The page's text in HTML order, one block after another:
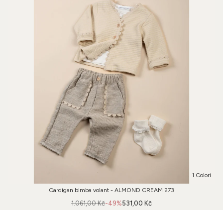
1 Colori
Cardigan bimba volant - ALMOND CREAM 273
-49%
1.061,00 Kč 531,00 Kč